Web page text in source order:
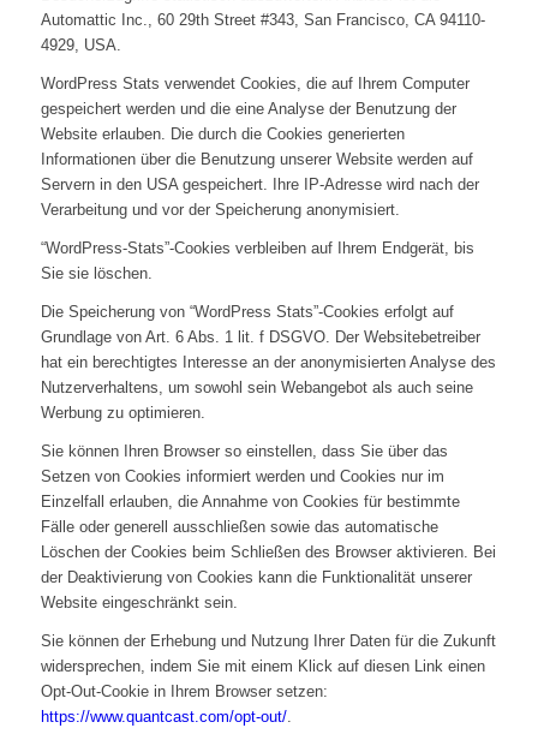
Automattic Inc., 60 29th Street #343, San Francisco, CA 94110-
4929, USA.
WordPress Stats verwendet Cookies, die auf Ihrem Computer
gespeichert werden und die eine Analyse der Benutzung der
Website erlauben. Die durch die Cookies generierten
Informationen über die Benutzung unserer Website werden auf
Servern in den USA gespeichert. Ihre IP-Adresse wird nach der
Verarbeitung und vor der Speicherung anonymisiert.
“WordPress-Stats”-Cookies verbleiben auf Ihrem Endgerät, bis
Sie sie löschen.
Die Speicherung von “WordPress Stats”-Cookies erfolgt auf
Grundlage von Art. 6 Abs. 1 lit. f DSGVO. Der Websitebetreiber
hat ein berechtigtes Interesse an der anonymisierten Analyse des
Nutzerverhaltens, um sowohl sein Webangebot als auch seine
Werbung zu optimieren.
Sie können Ihren Browser so einstellen, dass Sie über das
Setzen von Cookies informiert werden und Cookies nur im
Einzelfall erlauben, die Annahme von Cookies für bestimmte
Fälle oder generell ausschließen sowie das automatische
Löschen der Cookies beim Schließen des Browser aktivieren. Bei
der Deaktivierung von Cookies kann die Funktionalität unserer
Website eingeschränkt sein.
Sie können der Erhebung und Nutzung Ihrer Daten für die Zukunft
widersprechen, indem Sie mit einem Klick auf diesen Link einen
Opt-Out-Cookie in Ihrem Browser setzen:
https://www.quantcast.com/opt-out/.